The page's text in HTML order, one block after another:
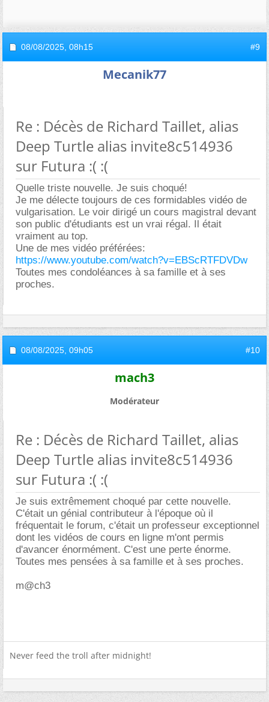
08/08/2025, 08h15 #9
Mecanik77
Re : Décès de Richard Taillet, alias
Deep Turtle alias invite8c514936
sur Futura :( :(
Quelle triste nouvelle. Je suis choqué!
Je me délecte toujours de ces formidables vidéo de
vulgarisation. Le voir dirigé un cours magistral devant
son public d'étudiants est un vrai régal. Il était
vraiment au top.
Une de mes vidéo préférées:
https://www.youtube.com/watch?v=EBScRTFDVDw
Toutes mes condoléances à sa famille et à ses
proches.
08/08/2025, 09h05 #10
mach3
Modérateur
Re : Décès de Richard Taillet, alias
Deep Turtle alias invite8c514936
sur Futura :( :(
Je suis extrêmement choqué par cette nouvelle.
C'était un génial contributeur à l'époque où il
fréquentait le forum, c'était un professeur exceptionnel
dont les vidéos de cours en ligne m'ont permis
d'avancer énormément. C'est une perte énorme.
Toutes mes pensées à sa famille et à ses proches.
m@ch3
Never feed the troll after midnight!